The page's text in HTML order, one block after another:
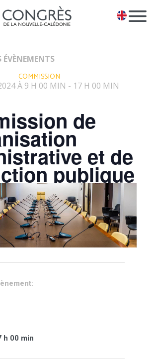
EN
ÉVÈNEMENTS
COMMISSION
À 9 H 00 MIN - 17 H 00 MIN
de
et de
publique
h 00 min
cookies